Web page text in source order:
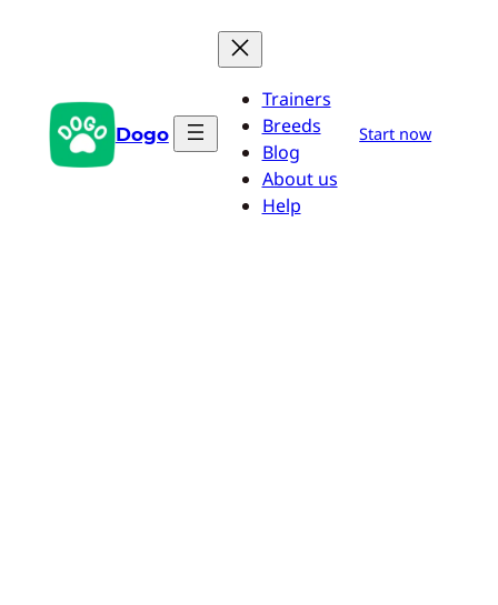
Dogo
Trainers
Breeds
Blog
About us
Help
Start now